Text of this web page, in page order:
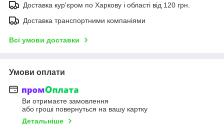
Доставка кур'єром по Харкову і області від 120 грн.
Доставка транспортними компаніями
Всі умови доставки
Умови оплати
Ви отримаєте замовлення
або гроші повернуться на вашу картку
Детальніше